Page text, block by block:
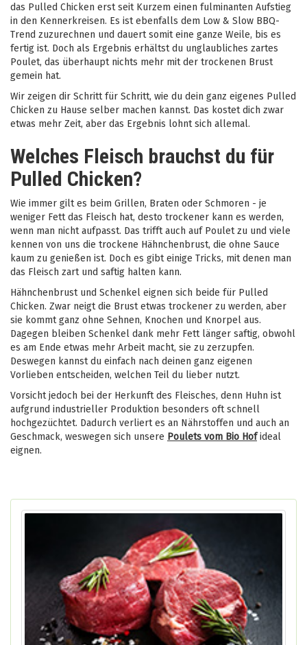
das Pulled Chicken erst seit Kurzem einen fulminanten Aufstieg
in den Kennerkreisen. Es ist ebenfalls dem Low & Slow BBQ-
Trend zuzurechnen und dauert somit eine ganze Weile, bis es
fertig ist. Doch als Ergebnis erhältst du unglaubliches zartes
Poulet, das überhaupt nichts mehr mit der trockenen Brust
gemein hat.
Wir zeigen dir Schritt für Schritt, wie du dein ganz eigenes Pulled
Chicken zu Hause selber machen kannst. Das kostet dich zwar
etwas mehr Zeit, aber das Ergebnis lohnt sich allemal.
Welches Fleisch brauchst du für
Pulled Chicken?
Wie immer gilt es beim Grillen, Braten oder Schmoren - je
weniger Fett das Fleisch hat, desto trockener kann es werden,
wenn man nicht aufpasst. Das trifft auch auf Poulet zu und viele
kennen von uns die trockene Hähnchenbrust, die ohne Sauce
kaum zu genießen ist. Doch es gibt einige Tricks, mit denen man
das Fleisch zart und saftig halten kann.
Hähnchenbrust und Schenkel eignen sich beide für Pulled
Chicken. Zwar neigt die Brust etwas trockener zu werden, aber
sie kommt ganz ohne Sehnen, Knochen und Knorpel aus.
Dagegen bleiben Schenkel dank mehr Fett länger saftig, obwohl
es am Ende etwas mehr Arbeit macht, sie zu zerzupfen.
Deswegen kannst du einfach nach deinen ganz eigenen
Vorlieben entscheiden, welchen Teil du lieber nutzt.
Vorsicht jedoch bei der Herkunft des Fleisches, denn Huhn ist
aufgrund industrieller Produktion besonders oft schnell
hochgezüchtet. Dadurch verliert es an Nährstoffen und auch an
Geschmack, weswegen sich unsere Poulets vom Bio Hofideal
eignen.